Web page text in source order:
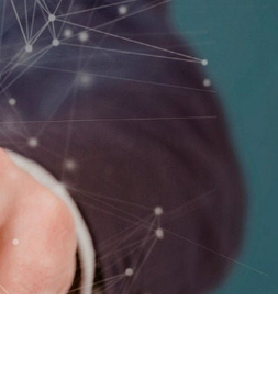
English